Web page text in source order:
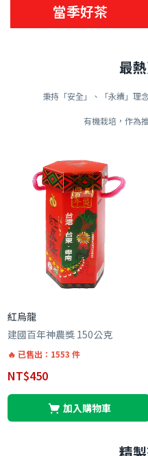
當季好茶
最
秉持「安全」、「永續」理
有機栽培，作為
紅烏龍
建國百年神農獎 150公克
已售出：1553 件
NT$450
加入購物車